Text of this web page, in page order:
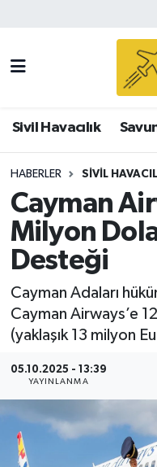
Sivil Havacılık
HABERLER SIVIL
Cayman
Milyon
Desteği
Cayman Adaları
Cayman Airways’e
(yaklaşık 13 milyon
05.10.2025 - 13:39
YAYINLANMA